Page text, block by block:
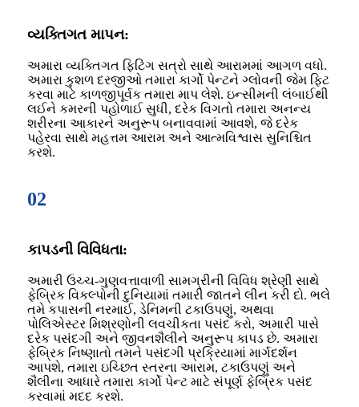
વ્યક્તિગત માપન:
અમારા વ્યક્તિગત ફિટિંગ સત્રો સાથે આરામમાં આગળ વધો.
અમારા કુશળ દરજીઓ તમારા કાર્ગો પેન્ટને ગ્લોવની જેમ ફિટ
કરવા માટે કાળજીપૂર્વક તમારા માપ લેશે. ઇન્સીમની લંબાઈથી
લઈને કમરની પહોળાઈ સુધી, દરેક વિગતો તમારા અનન્ય
શરીરના આકારને અનુરૂપ બનાવવામાં આવશે, જે દરેક
પહેરવા સાથે મહત્તમ આરામ અને આત્મવિશ્વાસ સુનિશ્ચિત
કરશે.
02
કાપડની વિવિધતા:
અમારી ઉચ્ચ-ગુણવત્તાવાળી સામગ્રીની વિવિધ શ્રેણી સાથે
ફેબ્રિક વિકલ્પોની દુનિયામાં તમારી જાતને લીન કરી દો. ભલે
તમે કપાસની નરમાઈ, ડેનિમની ટકાઉપણું, અથવા
પોલિએસ્ટર મિશ્રણોની લવચીકતા પસંદ કરો, અમારી પાસે
દરેક પસંદગી અને જીવનશૈલીને અનુરૂપ કાપડ છે. અમારા
ફેબ્રિક નિષ્ણાતો તમને પસંદગી પ્રક્રિયામાં માર્ગદર્શન
આપશે, તમારા ઇચ્છિત સ્તરના આરામ, ટકાઉપણું અને
શૈલીના આધારે તમારા કાર્ગો પેન્ટ માટે સંપૂર્ણ ફેબ્રિક પસંદ
કરવામાં મદદ કરશે.